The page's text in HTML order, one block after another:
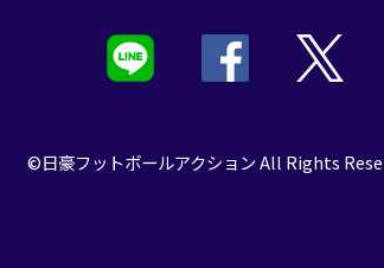
©日豪フットボールアクション All Rights